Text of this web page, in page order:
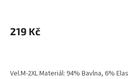
219 Kč
Vel.M-2XL Materiál: 94% Bavlna, 6%